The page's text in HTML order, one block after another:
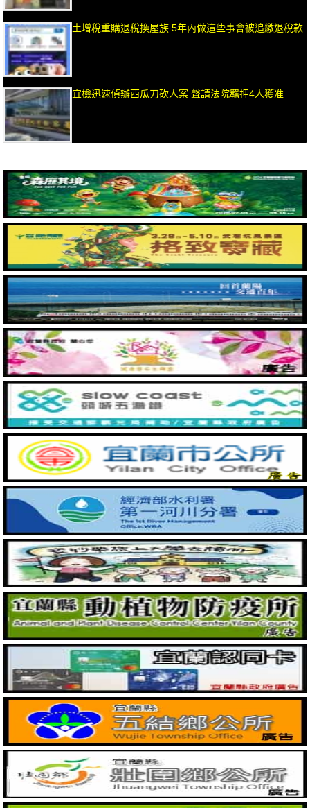
土增稅重購退稅換屋族 5年內做這些事會被追繳退稅款
宜檢迅速偵辦西瓜刀砍人案 聲請法院羈押4人獲准